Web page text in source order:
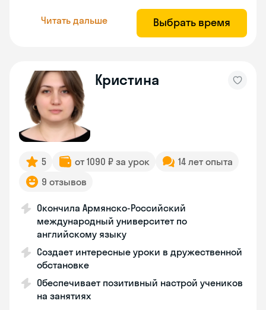
Читать дальше Выбрать время
Кристина
5 от 1090 ₽ за урок
14 лет опыта
9 отзывов
Окончила Армянско-Российский
международный университет по
английскому языку
Создает интересные уроки в дружественной
обстановке
Обеспечивает позитивный настрой учеников
на занятиях